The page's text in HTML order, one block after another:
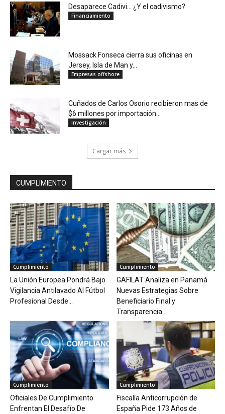
Desaparece Cadivi… ¿Y el cadivismo?
Financiamiento
Mossack Fonseca cierra sus oficinas en
Jersey, Isla de Man y...
Empresas offshore
Cuñados de Carlos Osorio recibieron mas de
$6 millones por importación...
Investigación
Cargar más
CUMPLIMIENTO
Cumplimiento
La Unión Europea Pondrá Bajo
Vigilancia Antilavado Al Fútbol
Profesional Desde...
Cumplimiento
GAFILAT Analiza en Panamá
Nuevas Estrategias Sobre
Beneficiario Final y
Transparencia...
Cumplimiento
Oficiales De Cumplimiento
Enfrentan El Desafío De
Cumplimiento
Fiscalía Anticorrupción de
España Pide 173 Años de